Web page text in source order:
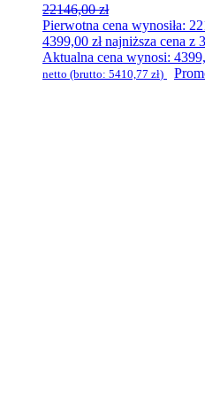
22146,00zł
Pierwotna cena wynosiła:
4399,00 złnajniższa cena z
Aktualna cena wynosi:
netto (brutto: 5410,77 zł)